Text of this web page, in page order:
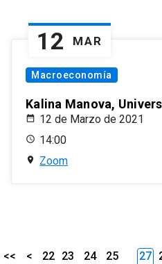
12 MAR
Macroeconomía
Kalina Manova,
12 de Marzo de 2021
14:00
Zoom
<< < 22 23 24
25
27